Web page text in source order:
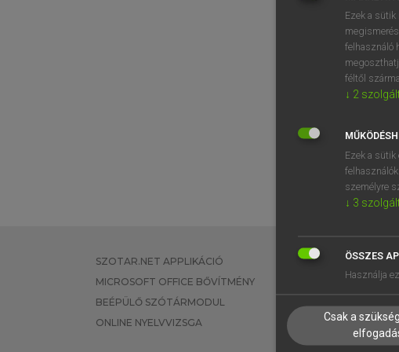
SZOTAR.NET APPLIKÁCIÓ
MICROSOFT OFFICE BŐVÍTMÉNY
BEÉPÜLŐ SZÓTÁRMODUL
ONLINE NYELVVIZSGA
EGYÉNI
TANULÓKNAK
VÁLLALATI
Ezek a
felhasználó
féltől
↓ 2
Ezek a
személyre
↓ 3
ÖSSZES
Használja
Csak a